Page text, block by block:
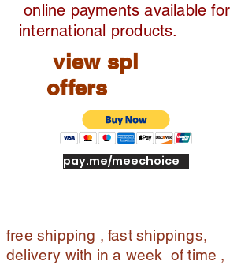
online payments available for
international products.
view spl
offers
pay.me/meechoice
free shipping , fast shippings,
delivery with in a week of time ,